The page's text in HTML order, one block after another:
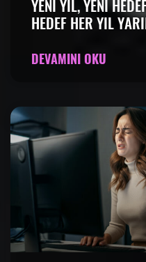
YENI YIL, YENI
HEDEF HER YIL
DEVAMINI OKU